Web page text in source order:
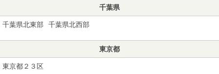
千葉県
千葉県北東部 千葉県北西部
東京都
東京都２３区